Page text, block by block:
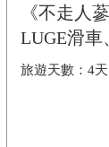
《不走人
LUGE滑
4天